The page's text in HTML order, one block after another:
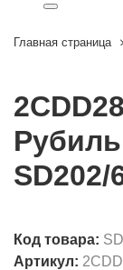
Главная страница
Код товара:
Артикул: